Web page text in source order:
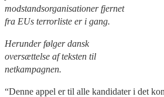
modstandsorganisationer fjernet
fra EUs terrorliste er i gang.
Herunder følger dansk
oversættelse af teksten til
netkampagnen.
“Denne appel er til alle kandidater i det